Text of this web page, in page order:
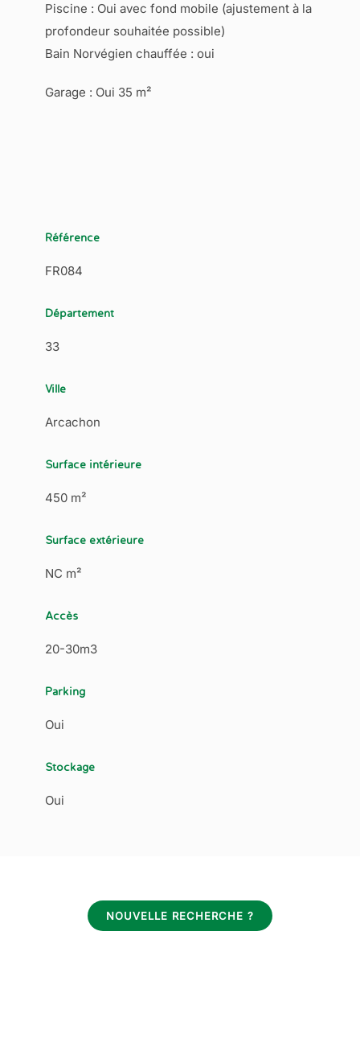
Piscine : Oui avec fond mobile (ajustement à la
profondeur souhaitée possible)
Bain Norvégien chauffée : oui
Garage : Oui 35 m²
Référence
FR084
Département
33
Ville
Arcachon
Surface intérieure
450 m²
Surface extérieure
NC m²
Accès
20-30m3
Parking
Oui
Stockage
Oui
NOUVELLE RECHERCHE ?